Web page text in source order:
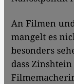
An Filmen
mangelt es
besonders
dass